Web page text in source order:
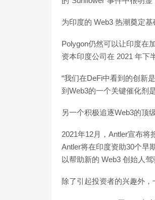
为印度的 Web3 热潮奠定基
Polygon仍然可以让印度在
资本印度公司在 2021 年下
“我们在DeFi中看到的创新
到Web3的一个关键催化剂
另一个积极追逐Web3的顶
2021年12月，Antler宣布
Antler将在印度资助30个早
以帮助新的 Web3 创始人驾
除了引起投资者的兴趣外，